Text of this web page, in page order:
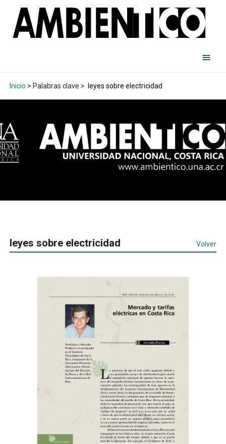
Inicio > Palabras clave > leyes sobre electricidad
leyes sobre electricidad Volver